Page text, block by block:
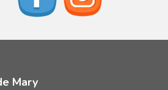
Mary